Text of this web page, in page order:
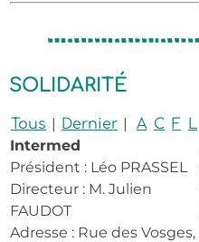
SOLIDARITÉ
Tous Dernier A C F L
Intermed
Président : Léo PRASSEL
Directeur : M. Julien
FAUDOT
Adresse : Rue des Vosges,